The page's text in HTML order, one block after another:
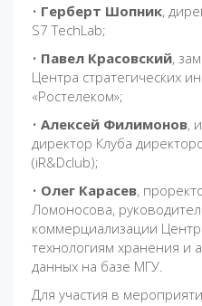
• Герберт Шопник,
S7 TechLab;
• Павел Красовский,
Центра стратегических
«Ростелеком»;
• Алексей Филимонов,
директор Клуба
(iR&Dclub);
• Олег Карасев,
Ломоносова,
коммерциализации
технологиям хранения и
данных на базе МГУ.
Для участия в